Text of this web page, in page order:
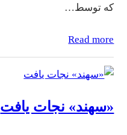
که توسط…
Read more
«سهند» نجات یافت